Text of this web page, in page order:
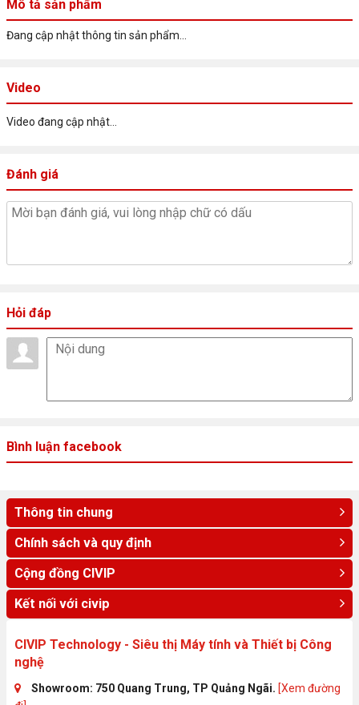
Mô tả sản phẩm
Đang cập nhật thông tin sản phẩm...
Video
Video đang cập nhật...
Đánh giá
Hỏi đáp
Bình luận facebook
Thông tin chung
Chính sách và quy định
Cộng đồng CIVIP
Kết nối với civip
CIVIP Technology - Siêu thị Máy tính và Thiết bị Công
nghệ
Showroom: 750 Quang Trung, TP Quảng Ngãi. [Xem đường